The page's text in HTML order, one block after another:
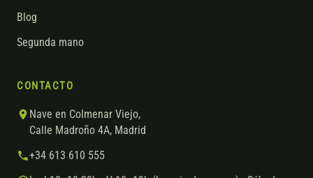
Blog
Segunda mano
CONTACTO
Nave en Colmenar Viejo,
Calle Madroño 4A, Madrid
+34 613 610 555